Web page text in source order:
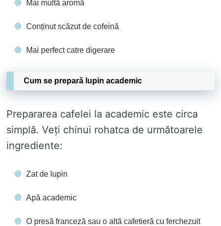
Mai multă aromă
Conținut scăzut de cofeină
Mai perfect catre digerare
Cum se prepară lupin academic
Prepararea cafelei la academic este circa
simplă. Veți chinui rohatca de următoarele
ingrediente:
Zat de lupin
Apă academic
O presă franceză sau o altă cafetieră cu ferchezuit